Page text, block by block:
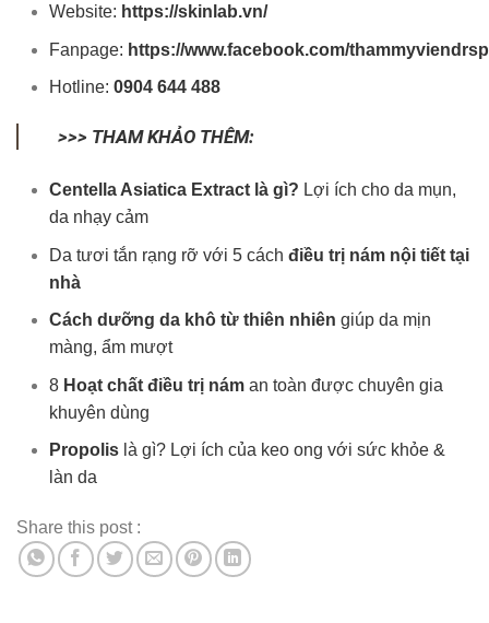
Website: https://skinlab.vn/
Fanpage: https://www.facebook.com/
Hotline: 0904 644 488
>>> THAM KHẢO THÊM:
Centella Asiatica Extract là gì? Lợi ích cho da mụn,
da nhạy cảm
Da tươi tắn rạng rỡ với 5 cách điều trị nám nội tiết tại
nhà
Cách dưỡng da khô từ thiên nhiên giúp da mịn
màng, ẩm mượt
8 Hoạt chất điều trị nám an toàn được chuyên gia
khuyên dùng
Propolis là gì? Lợi ích của keo ong với sức khỏe &
làn da
Share this post :